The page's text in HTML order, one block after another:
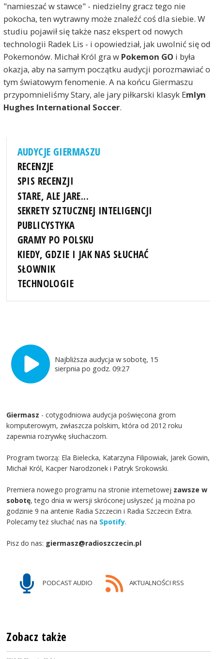
"namieszać w stawce" - niedzielny gracz tego nie
pokocha, ten wytrawny może znaleźć coś dla siebie. W
studiu pojawił się także nasz ekspert od nowych
technologii Radek Lis - i opowiedział, jak uwolnić się od
Pokemonów. Michał Król gra w Pokemon GO i była
okazja, aby na samym początku audycji porozmawiać o
tym światowym fenomenie. A na końcu Giermaszu
przypomnieliśmy Stary, ale jary piłkarski klasyk Emlyn
Hughes International Soccer.
AUDYCJE GIERMASZU
RECENZJE
SPIS RECENZJI
STARE, ALE JARE...
SEKRETY SZTUCZNEJ INTELIGENCJI
PUBLICYSTYKA
GRAMY PO POLSKU
KIEDY, GDZIE I JAK NAS SŁUCHAĆ
SŁOWNIK
TECHNOLOGIE
Najbliższa audycja w sobotę, 15
sierpnia po godz. 09:27
Giermasz - cotygodniowa audycja poświęcona grom
komputerowym, zwłaszcza polskim, która od 2012 roku
zapewnia rozrywkę słuchaczom.
Program tworzą: Ela Bielecka, Katarzyna Filipowiak, Jarek Gowin,
Michał Król, Kacper Narodzonek i Patryk Srokowski.
Premiera nowego programu na stronie internetowej zawsze w
sobotę, tego dnia w wersji skróconej usłyszeć ją można po
godzinie 9 na antenie Radia Szczecin i Radia Szczecin Extra.
Polecamy też słuchać nas na Spotify.
Pisz do nas: giermasz@radioszczecin.pl
PODCAST AUDIO AKTUALNOŚCI RSS
Zobacz także